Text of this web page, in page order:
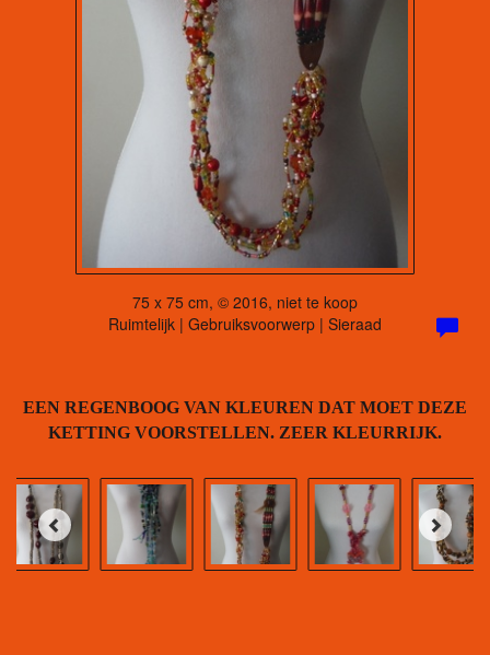
75 x 75 cm, © 2016, niet te koop
Ruimtelijk | Gebruiksvoorwerp | Sieraad
EEN REGENBOOG VAN KLEUREN DAT MOET DEZE
KETTING VOORSTELLEN. ZEER KLEURRIJK.